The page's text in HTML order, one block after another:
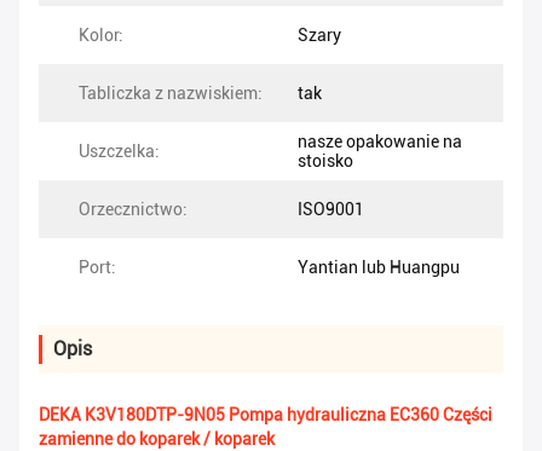
Kolor: Szary
Tabliczka z nazwiskiem: tak
Uszczelka:
nasze opakowanie na
stoisko
Orzecznictwo: ISO9001
Port: Yantian lub Huangpu
Opis
DEKA K3V180DTP-9N05 Pompa hydrauliczna EC360 Części
zamienne do koparek / koparek